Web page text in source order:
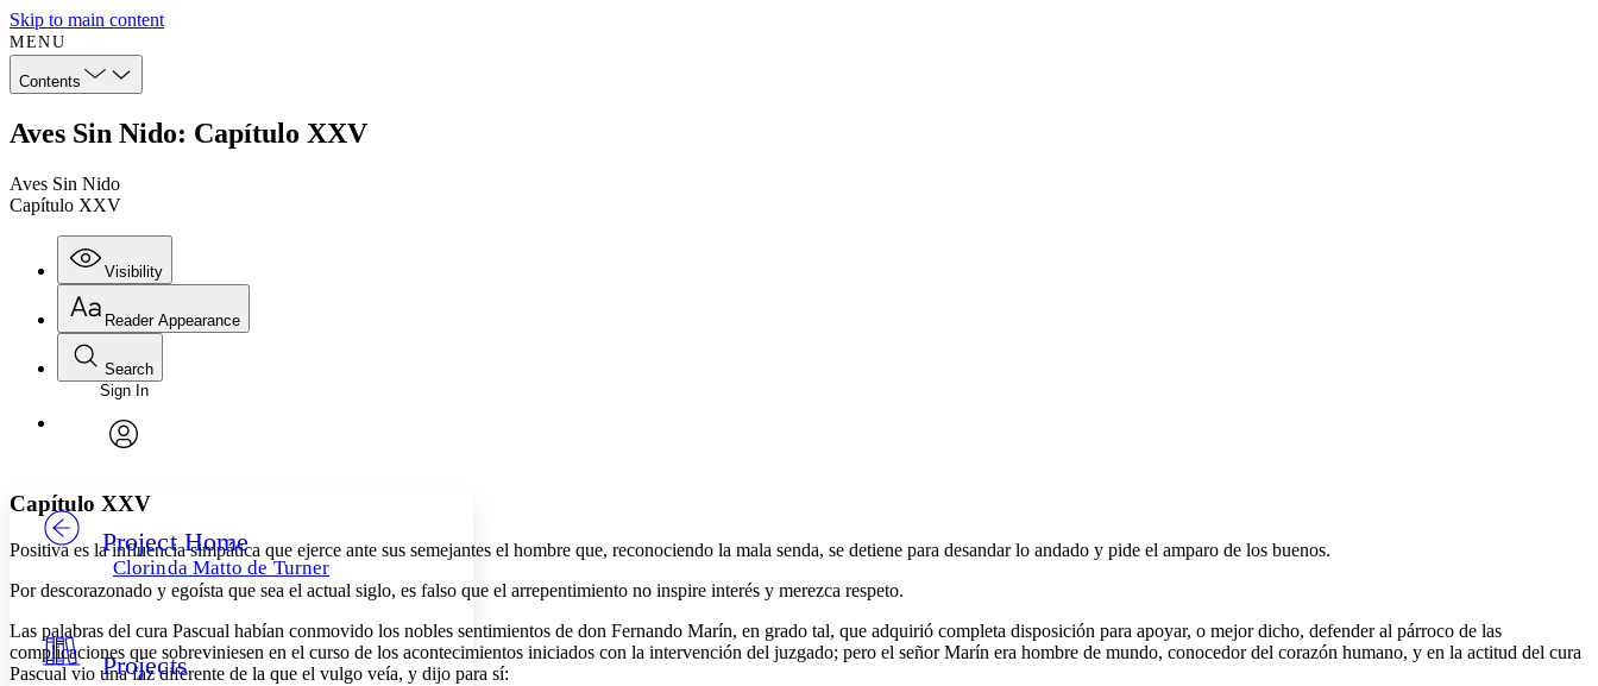
Skip to main content
MENU
Contents
Aves Sin Nido: Capítulo XXV
Aves Sin Nido
Capítulo XXV
Visibility
Annotations
Others
Resources
Reader Appearance
Font
Font style
Decrease font size Increase font size
Decrease font size Increase font size
Color Scheme
Light
Search
Enter search criteria
Search within:
Sign In
Project Home
Clorinda Matto de Turner
Projects
Capítulo XXV
Positiva es la influencia simpática que ejerce ante sus semejantes el hombre que, reconociendo la mala senda, se detiene para desandar lo andado y pide el amparo de los buenos.
Por descorazonado y egoísta que sea el actual siglo, es falso que el arrepentimiento no inspire interés y merezca respeto.
Las palabras del cura Pascual habían conmovido los nobles sentimientos de don Fernando Marín, en grado tal, que adquirió completa disposición para apoyar, o mejor dicho, defender al párroco de las
complicaciones que sobreviniesen en el curso de los acontecimientos iniciados con la intervención del juzgado; pero el señor Marín era hombre de mundo, conocedor del corazón humano, y en la actitud del cura
Pascual vio una faz diferente de la que el vulgo veía, y dijo para sí: